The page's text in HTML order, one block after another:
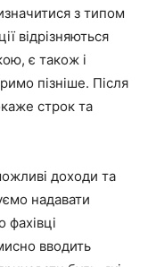
з типом
відрізняються
є також і
пізніше. Після
строк та
доходи та
надавати
фахівці
вводить